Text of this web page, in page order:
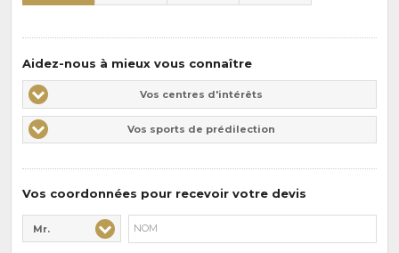
Aidez-nous à mieux vous connaître
Vos
centres
d'intérêts
Vos centres d'intérêts
Vos
sports
Vos sports de prédilection
Vos coordonnées pour recevoir votre devis
Civilité* :
Mr.
Nom* :